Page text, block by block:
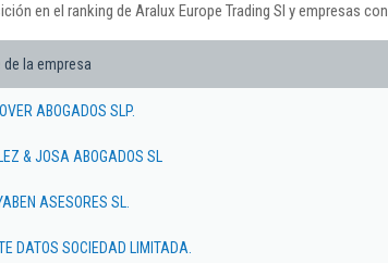
en el ranking de Aralux Europe Trading Sl y empresas
de la empresa
ABOGADOS SLP.
& JOSA ABOGADOS SL
ASESORES SL.
DATOS SOCIEDAD LIMITADA.